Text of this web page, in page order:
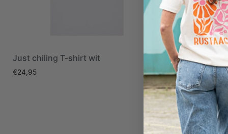
Just chiling T-shirt wit
€24,95
Wir sind
oranje +
€34,90 €